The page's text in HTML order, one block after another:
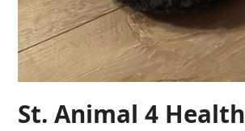
St. Animal 4 Health